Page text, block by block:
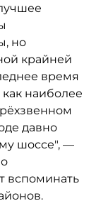
но
крайней
время
наиболее
давно
шоссе", —
вспоминать